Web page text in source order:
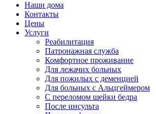
Наши дома
Контакты
Цены
Услуги
Реабилитация
Патронажная служба
Комфортное проживание
Для лежачих больных
Для пожилых с деменцией
Для больных с Альцгеймером
С переломом шейки бедра
После инсульта